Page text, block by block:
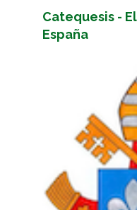
Catequesis -
España